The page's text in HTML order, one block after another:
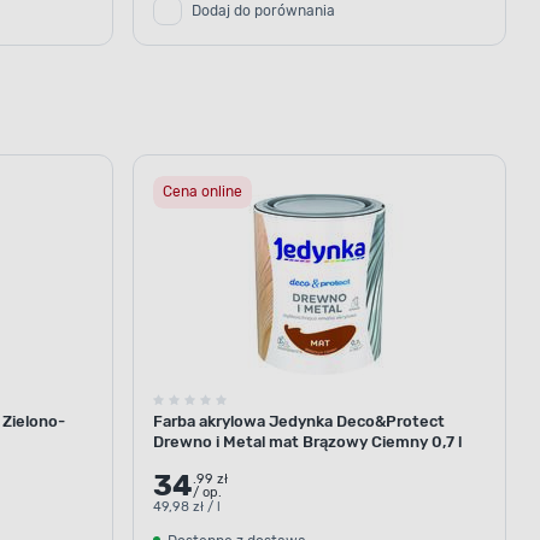
Dodaj do porównania
Zielono-
Cena online
Farba akrylowa Jedynka Deco&Protect
Drewno i Metal mat Brązowy Ciemny 0,7 l
34.99 zł
/ op.
49,98 zł / l